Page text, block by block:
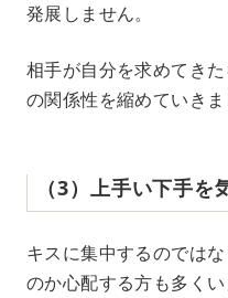
発展しません。
相手が自分を求めてき
の関係性を縮めていきま
（3）上手い下手を
キスに集中するのでは
のか心配する方も多くい